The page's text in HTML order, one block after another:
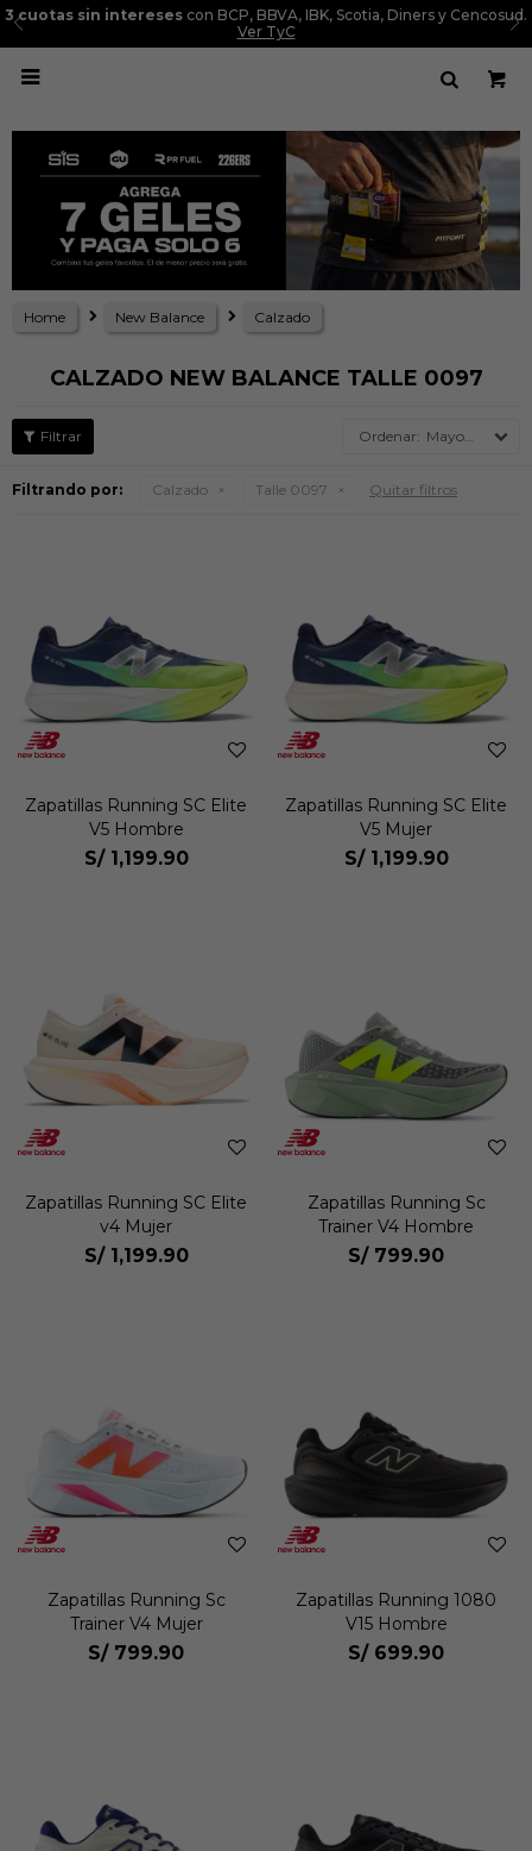
3 cuotas sin intereses con BCP, BBVA, IBK, Scotia, Diners y Cencosud.
Ver TyC

Home New Balance Calzado
CALZADO NEW BALANCE TALLE 0097
Mayor precio
Filtrando por: Calzado Talle 0097 Quitar filtros
Zapatillas Running SC Elite
V5 Hombre
S/ 1,199.90
Zapatillas Running SC Elite
V5 Mujer
S/ 1,199.90
Zapatillas Running SC Elite
v4 Mujer
S/ 1,199.90
Zapatillas Running Sc
Trainer V4 Hombre
S/ 799.90
Zapatillas Running Sc
Trainer V4 Mujer
S/ 799.90
Zapatillas Running 1080
V15 Hombre
S/ 699.90